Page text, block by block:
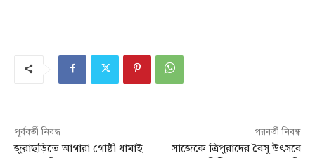
পূর্ববর্তী নিবন্ধ
জুরাছড়িতে আগারা গোষ্ঠী ধামাই
পরবর্তী নিবন্ধ
সাজেকে ত্রিপুরাদের বৈসু উৎসবে